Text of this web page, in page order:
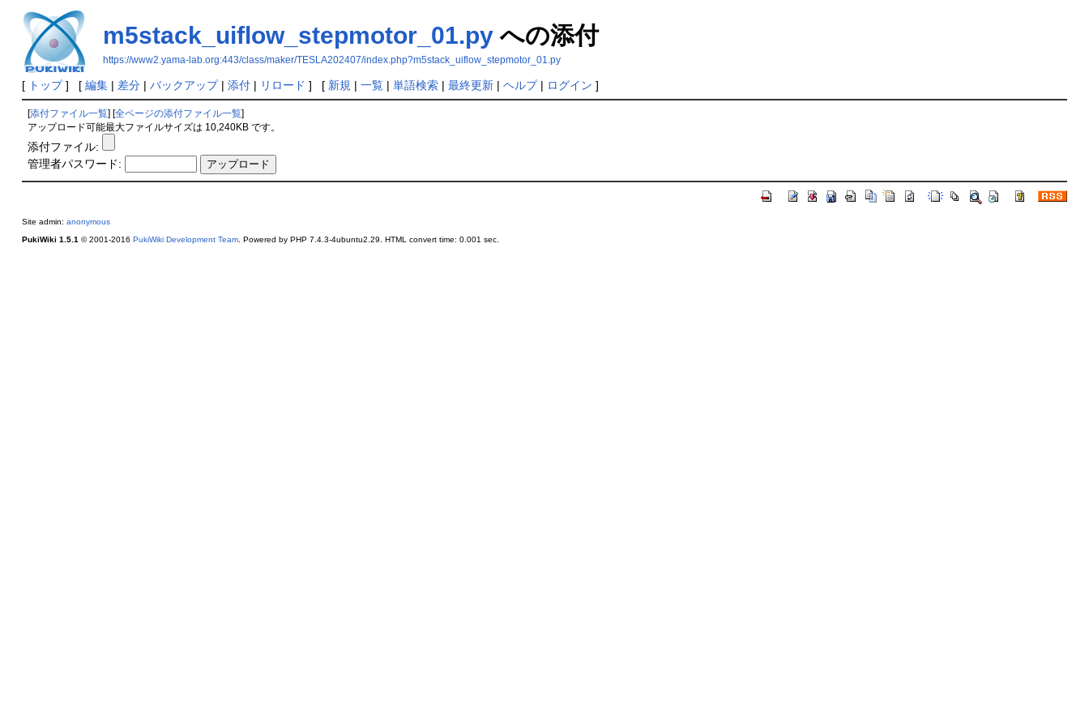
m5stack_uiflow_stepmotor_01.pyへの添付
https://www2.yama-lab.org:443/class/maker/TESLA202407/index.php?m5stack_uiflow_stepmotor_01.py
[ トップ] [ 編集| 差分| バックアップ| 添付| リロード ] [ 新規 | 一覧| 単語検索| 最終更新| ヘルプ| ログイン ]
[添付ファイル一覧 ] [全ページの添付ファイル一覧
アップロード可能最大ファイルサイズは 10,240KB です。
添付ファイル:
管理者パスワード:
Site admin: anonymous
PukiWiki 1.5.1 © 2001-2016 PukiWiki Development Team. Powered by PHP 7.4.3-4ubuntu2.29. HTML convert time: 0.001 sec.